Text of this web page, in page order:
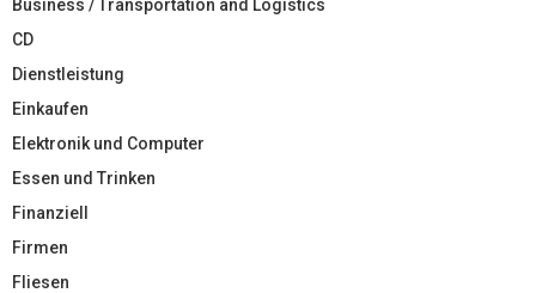
Business / Transportation and Logistics
CD
Dienstleistung
Einkaufen
Elektronik und Computer
Essen und Trinken
Finanziell
Firmen
Fliesen